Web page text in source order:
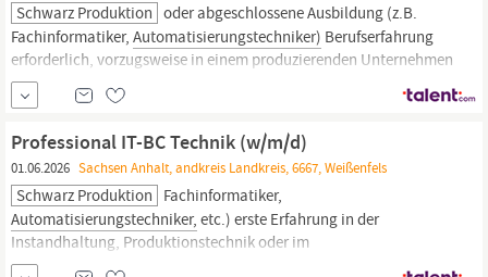
Schwarz Produktion oder abgeschlossene Ausbildung (z.B.
Fachinformatiker, Automatisierungstechniker) Berufserfahrung
erforderlich, vorzugsweise in einem produzierenden Unternehmen
oder bei einem IT-Dienstleister Erfahrung in der Projektarbeit und
in der Beratung diverser Fachbereiche selbstständige und
eigenverantwortliche Arbeitsweise in Kombination mit
Professional IT-BC Technik (w/m/d)
01.06.2026 Sachsen Anhalt, andkreis Landkreis, 6667, Weißenfels
Schwarz Produktion Fachinformatiker,
Automatisierungstechniker, etc.) erste Erfahrung in der
Instandhaltung, Produktionstechnik oder im
Energiemanagement Kenntnisse in SPS Systemen, IIoT